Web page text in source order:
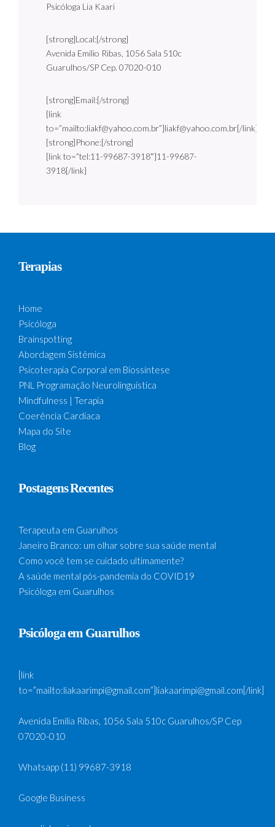
Psicóloga Lia Kaari
[strong]Local:[/strong]
Avenida Emílio Ribas, 1056 Sala 510c
Guarulhos/SP Cep. 07020-010
[strong]Email:[/strong]
[link
to=”mailto:liakf@yahoo.com.br”]liakf@yahoo.com.br[/link]
[strong]Phone:[/strong]
[link to=”tel:11-99687-3918″]11-99687-
3918[/link]
Terapias
Home
Psicóloga
Brainspotting
Abordagem Sistêmica
Psicoterapia Corporal em Biossíntese
PNL Programação Neurolinguística
Mindfulness | Terapia
Coerência Cardíaca
Mapa do Site
Blog
Postagens Recentes
Terapeuta em Guarulhos
Janeiro Branco: um olhar sobre sua saúde mental
Como você tem se cuidado ultimamente?
A saúde mental pós-pandemia do COVID19
Psicóloga em Guarulhos
Psicóloga em Guarulhos
[link
to=”mailto:liakaarimpi@gmail.com”]liakaarimpi@gmail.com[/link]
Avenida Emília Ribas, 1056 Sala 510c Guarulhos/SP Cep
07020-010
Whatsapp (11) 99687-3918
Google Business